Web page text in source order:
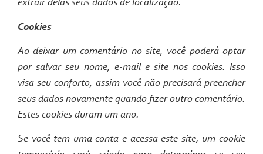
extrair delas seus dados de localização.
Cookies
Ao deixar um comentário no site, você poderá optar
por salvar seu nome, e-mail e site nos cookies. Isso
visa seu conforto, assim você não precisará preencher
seus dados novamente quando fizer outro comentário.
Estes cookies duram um ano.
Se você tem uma conta e acessa este site, um cookie